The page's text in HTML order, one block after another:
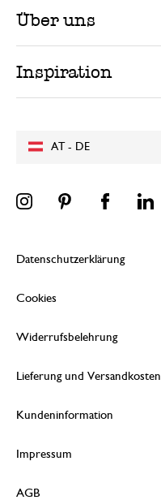
AT - DE
Über uns
Inspiration
Datenschutzerklärung
Cookies
Widerrufsbelehrung
Lieferung und Versandkosten
Kundeninformation
Impressum
AGB